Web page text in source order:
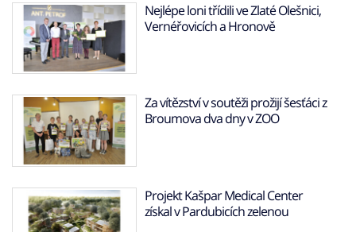
Nejlépe loni třídili ve Zlaté Olešnici,
Vernéřovicích a Hronově
Za vítězství v soutěži prožijí šesťáci z
Broumova dva dny v ZOO
Projekt Kašpar Medical Center
získal v Pardubicích zelenou